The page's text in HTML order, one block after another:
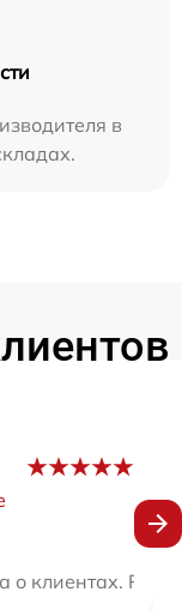
в
о клиентах.